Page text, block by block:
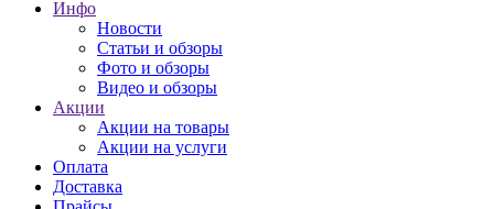
Инфо
Новости
Статьи и обзоры
Фото и обзоры
Видео и обзоры
Акции
Акции на товары
Акции на услуги
Оплата
Доставка